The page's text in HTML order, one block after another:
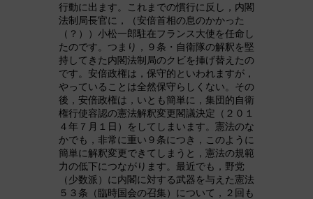
行動に出ます。これまでの慣行に反し，内閣
法制局長官に，（安倍首相の息のかかった
（？））小松一郎駐在フランス大使を任命し
たのです。つまり，９条・自衛隊の解釈を堅
持してきた内閣法制局のクビを挿げ替えたの
です。安倍政権は，保守的といわれますが，
やっていることは全然保守らしくない。その
後，安倍政権は，いとも簡単に，集団的自衛
権行使容認の憲法解釈変更閣議決定（２０１
４年７月１日）をしてしまいます。憲法のな
かでも，非常に重い９条につき，このように
簡単に解釈変更できてしまうと，憲法の規範
力の低下につながります。最近でも，野党
（少数派）に内閣に対する武器を与えた憲法
５３条（臨時国会の召集）について，２回も